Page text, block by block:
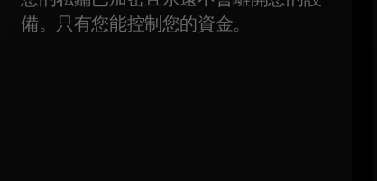
備。只有您能控制您的資金。